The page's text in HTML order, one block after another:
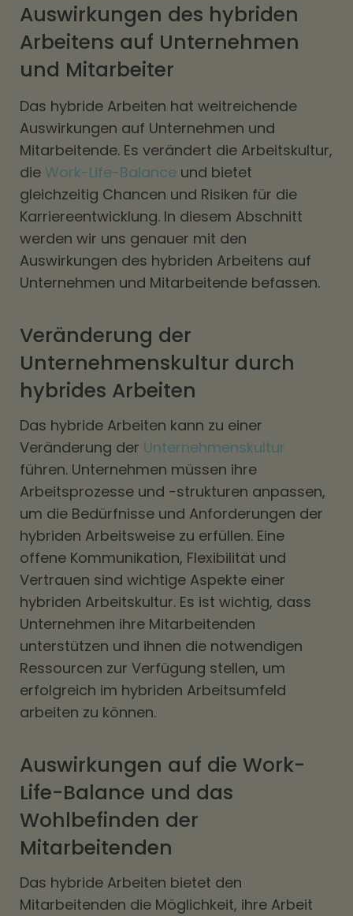
Auswirkungen des hybriden
Arbeitens auf Unternehmen
und Mitarbeiter
Das hybride Arbeiten hat weitreichende
Auswirkungen auf Unternehmen und
Mitarbeitende. Es verändert die Arbeitskultur,
die Work-Life-Balance und bietet
gleichzeitig Chancen und Risiken für die
Karriereentwicklung. In diesem Abschnitt
werden wir uns genauer mit den
Auswirkungen des hybriden Arbeitens auf
Unternehmen und Mitarbeitende befassen.
Veränderung der
Unternehmenskultur durch
hybrides Arbeiten
Das hybride Arbeiten kann zu einer
Veränderung der Unternehmenskultur
führen. Unternehmen müssen ihre
Arbeitsprozesse und -strukturen anpassen,
um die Bedürfnisse und Anforderungen der
hybriden Arbeitsweise zu erfüllen. Eine
offene Kommunikation, Flexibilität und
Vertrauen sind wichtige Aspekte einer
hybriden Arbeitskultur. Es ist wichtig, dass
Unternehmen ihre Mitarbeitenden
unterstützen und ihnen die notwendigen
Ressourcen zur Verfügung stellen, um
erfolgreich im hybriden Arbeitsumfeld
arbeiten zu können.
Auswirkungen auf die Work-
Life-Balance und das
Wohlbefinden der
Mitarbeitenden
Das hybride Arbeiten bietet den
Mitarbeitenden die Möglichkeit, ihre Arbeit